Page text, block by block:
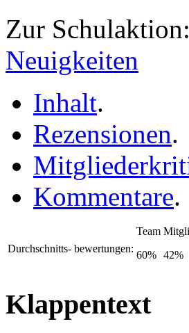
Zur Schulaktion:
Neuigkeiten
Inhalt.
Rezensionen.
Kommentare.
Durchschnitts- bewertungen:
Team
60% 42%
Klappentext